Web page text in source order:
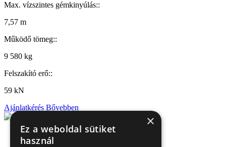
Max. vízszintes gémkinyúlás::
7,57 m
Működő tömeg::
9 580 kg
Felszakító erő::
59 kN
Ajánlatkérés Bővebben
×
Ez a weboldal sütiket
használ